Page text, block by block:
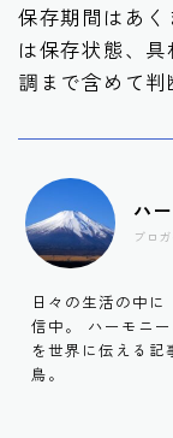
保存期間はあ
は保存状態、
調まで含めて判
ハ
ブロ
日々の生活の中
信中。 ハーモニ
を世界に伝える記
鳥。